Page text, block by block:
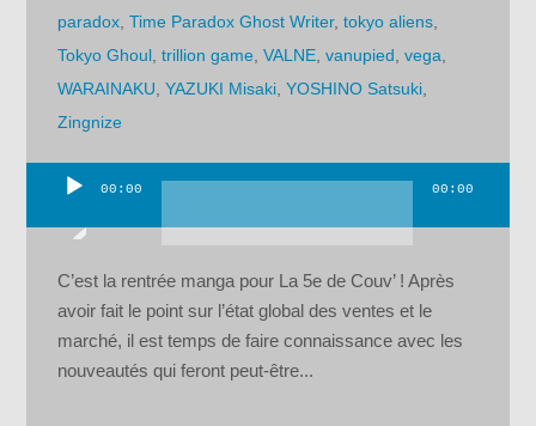
paradox ,Time Paradox Ghost Writer,tokyo aliens
Tokyo Ghoul ,trillion game ,VALNE ,vanupied ,vega
WARAINAKU ,YAZUKI Misaki ,YOSHINO Satsuki
Zingnize
00:00 00:00
C’est la rentrée manga pour La 5e de Couv’ ! Après
avoir fait le point sur l’état global des ventes et le
marché, il est temps de faire connaissance avec les
nouveautés qui feront peut-être...